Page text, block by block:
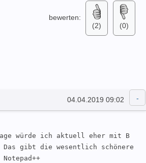
bewerten:
(2)
(0)
04.04.2019 09:02
würde ich aktuell eher mit B
Das gibt die wesentlich schönere